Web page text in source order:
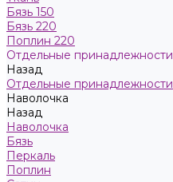
Бязь 150
Бязь 220
Поплин 220
Отдельные принадлежности
Назад
Отдельные принадлежности
Наволочка
Назад
Наволочка
Бязь
Перкаль
Поплин